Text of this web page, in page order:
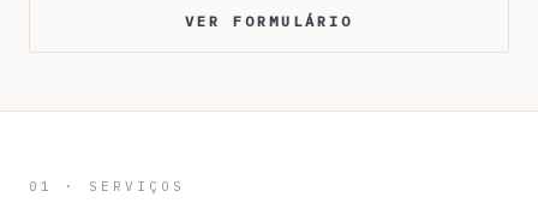
VER FORMULÁRIO
01 · SERVIÇOS